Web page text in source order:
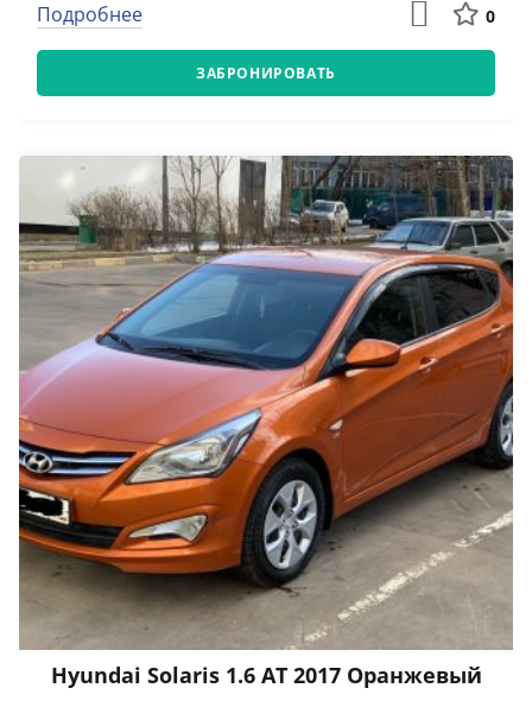
Подробнее 0
ЗАБРОНИРОВАТЬ
Hyundai Solaris 1.6 АТ 2017 Оранжевый